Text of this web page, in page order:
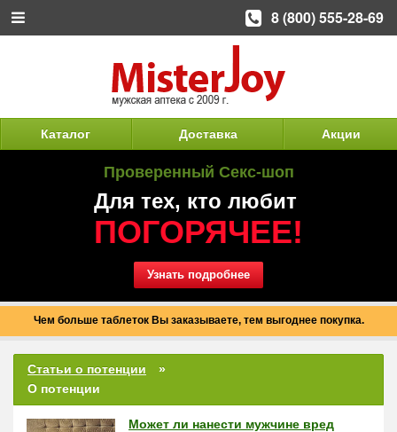
Каталог Доставка Акции
Проверенный Секс-шоп
Для тех, кто любит
ПОГОРЯЧЕЕ!
Узнать подробнее
Чем больше таблеток Вы заказываете, тем выгоднее покупка.
Статьи о потенции
О потенции
Может ли нанести мужчине вред
8 (800) 555-28-69